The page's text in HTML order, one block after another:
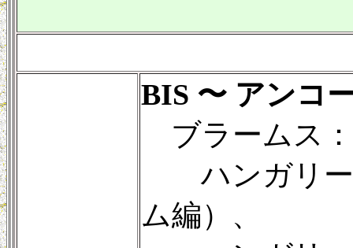
BIS 〜 アンコ
ブラームス：
ハンガリー
ム編）、